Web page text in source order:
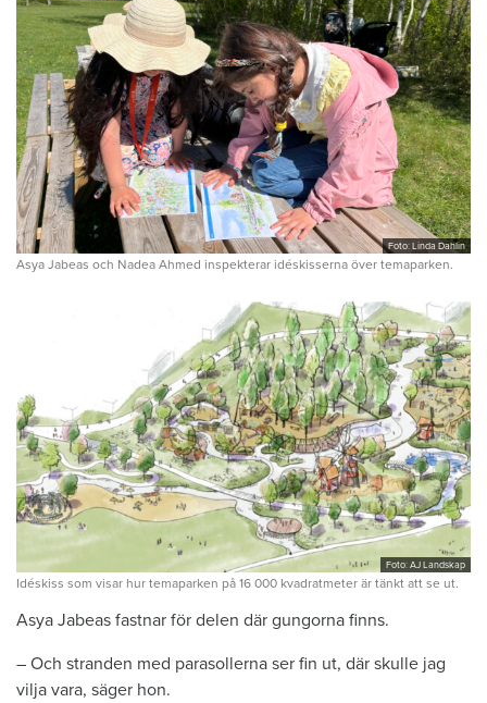
Foto: Linda Dahlin
Asya Jabeas och Nadea Ahmed inspekterar idéskisserna över temaparken.
Foto: AJ Landskap
Idéskiss som visar hur temaparken på 16 000 kvadratmeter är tänkt att se ut.
Asya Jabeas fastnar för delen där gungorna finns.
– Och stranden med parasollerna ser fin ut, där skulle jag
vilja vara, säger hon.